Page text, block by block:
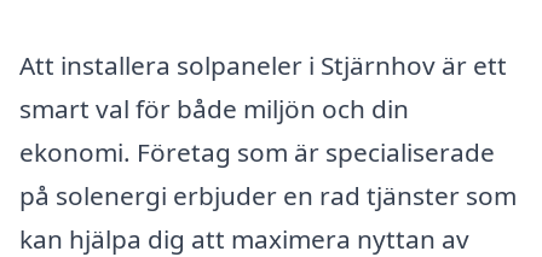
Att installera solpaneler i Stjärnhov är ett
smart val för både miljön och din
ekonomi. Företag som är specialiserade
på solenergi erbjuder en rad tjänster som
kan hjälpa dig att maximera nyttan av